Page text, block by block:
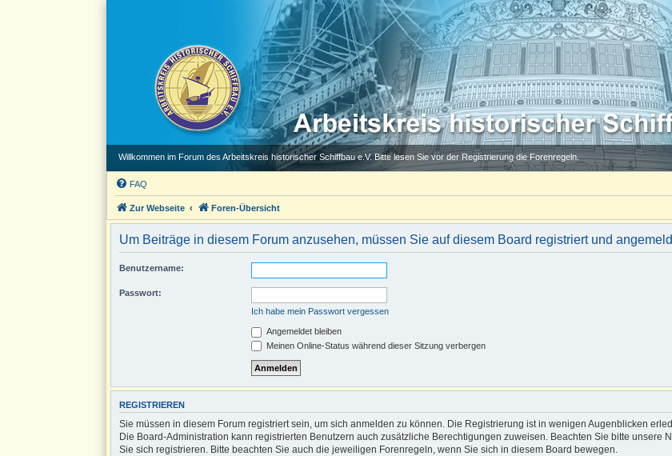
Willkommen im Forum des Arbeitskreis historischer Schiffbau e.V. Bitte lesen Sie vor der Registrierung die Forenregeln.
FAQ
Zur Webseite Foren-Übersicht
Um Beiträge in diesem Forum anzusehen, müssen Sie auf diesem Board registriert und
Benutzername:
Passwort:
Ich habe mein Passwort vergessen
Angemeldet bleiben
Meinen Online-Status während dieser Sitzung verbergen
REGISTRIEREN
Sie müssen in diesem Forum registriert sein, um sich anmelden zu können. Die Registrierung ist in wenigen Augenblicken
Die Board-Administration kann registrierten Benutzern auch zusätzliche Berechtigungen zuweisen. Beachten Sie bitte
Sie sich registrieren. Bitte beachten Sie auch die jeweiligen Forenregeln, wenn Sie sich in diesem Board bewegen.